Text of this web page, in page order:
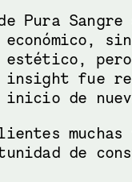
Pura
económico,
fue
inicio de
de